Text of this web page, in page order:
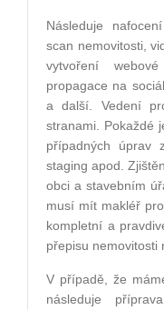
Následuje
scan nemovitosti,
vytvoření webov
propagace na
a další. Vedení
stranami. Pokaždé
případných úprav
staging apod. Zji
obci a stavebním
musí mít makléř
kompletní a pravdiv
přepisu nemovitosti
V případě, že
následuje